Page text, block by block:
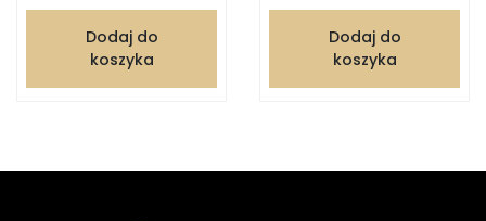
Dodaj do
koszyka
Dodaj do
koszyka